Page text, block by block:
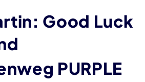
Good Luck
PURPLE